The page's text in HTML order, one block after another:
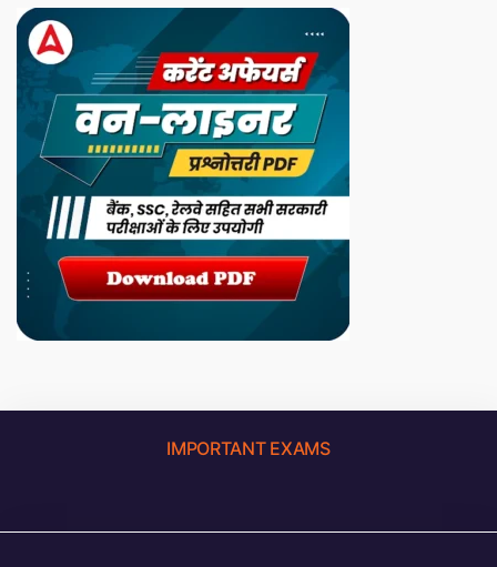
IMPORTANT EXAMS